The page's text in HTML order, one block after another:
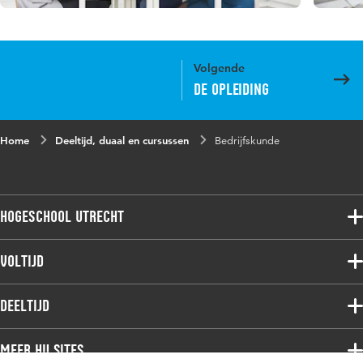
Volgende
De opleiding
Home Deeltijd, duaal en cursussen Bedrijfskunde
Hogeschool Utrecht
Voltijdopleidingen
Deeltijdopleidingen
Onderzoek
Voltijd
Associate degree
Bachelor
Master
Deeltijd
Associate degree
Meer HU sites